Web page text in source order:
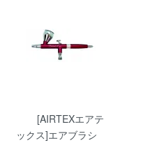
[AIRTEXエアテ
ックス]エアブラシ